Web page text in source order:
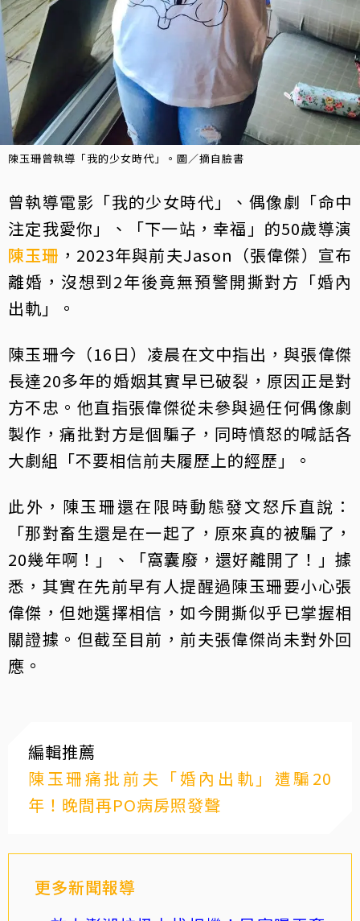
陳玉珊曾執導「我的少女時代」。圖／摘自臉書
曾執導電影「我的少女時代」、偶像劇「命中
注定我愛你」、「下一站，幸福」的50歲導演
陳玉珊 ，2023年與前夫Jason（張偉傑）宣布
離婚，沒想到2年後竟無預警開撕對方「婚內
出軌」。
陳玉珊今（16日）凌晨在文中指出，與張偉傑
長達20多年的婚姻其實早已破裂，原因正是對
方不忠。他直指張偉傑從未參與過任何偶像劇
製作，痛批對方是個騙子，同時憤怒的喊話各
大劇組「不要相信前夫履歷上的經歷」。
此外，陳玉珊還在限時動態發文怒斥直說：
「那對畜生還是在一起了，原來真的被騙了，
20幾年啊！」、「窩囊廢，還好離開了！」據
悉，其實在先前早有人提醒過陳玉珊要小心張
偉傑，但她選擇相信，如今開撕似乎已掌握相
關證據。但截至目前，前夫張偉傑尚未對外回
應。
編輯推薦
陳玉珊痛批前夫「婚內出軌」遭騙20
年！晚間再PO病房照發聲
更多新聞報導